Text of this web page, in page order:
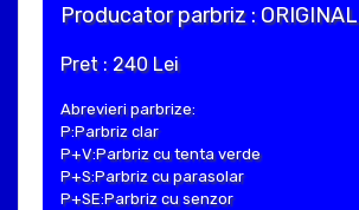
Producator parbriz : ORIGINAL
Pret : 240 Lei
Abrevieri parbrize:
P:Parbriz clar
P+V:Parbriz cu tenta verde
P+S:Parbriz cu parasolar
P+SE:Parbriz cu senzor